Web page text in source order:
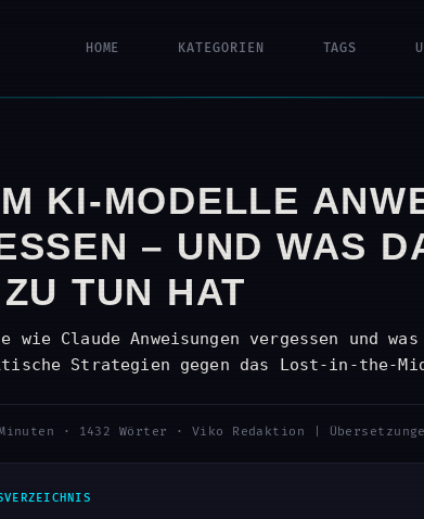
HOME KATEGORIEN TAGS
KI-MODELLE
– UND WAS
TUN HAT
wie Claude Anweisungen vergessen und
Strategien gegen das Lost-in-the-
· 1432 Wörter · Viko Redaktion